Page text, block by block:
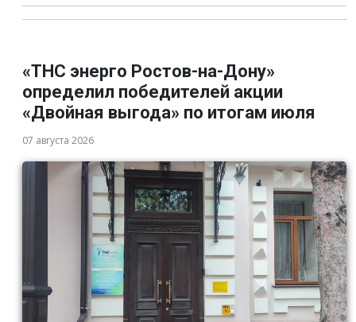
«ТНС энерго Ростов-на-Дону»
определил победителей акции
«Двойная выгода» по итогам июля
07 августа 2026